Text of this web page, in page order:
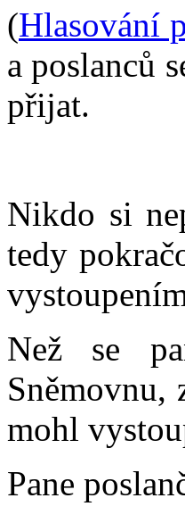
(Hlasování
a poslanců
přijat.
Nikdo si
tedy
Než se
Sněmovnu,
mohl
Pane